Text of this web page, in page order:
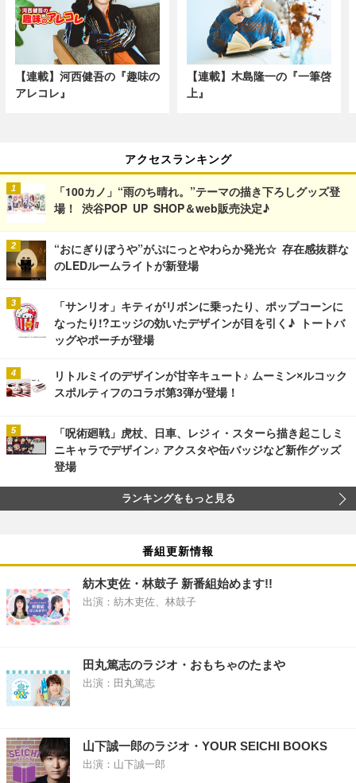
【連載】河西健吾の『趣味の
アレコレ』
【連載】木島隆一の『一筆啓
上』
アクセスランキング
「100カノ」“雨のち晴れ。”テーマの描き下ろしグッズ登
場！ 渋谷POP UP SHOP＆web販売決定♪
“おにぎりぼうや”がぷにっとやわらか発光☆ 存在感抜群な
のLEDルームライトが新登場
「サンリオ」キティがリボンに乗ったり、ポップコーンに
なったり!?エッジの効いたデザインが目を引く♪ トートバ
ッグやポーチが登場
リトルミイのデザインが甘辛キュート♪ ムーミン×ルコック
スポルティフのコラボ第3弾が登場！
「呪術廻戦」虎杖、日車、レジィ・スターら描き起こしミ
ニキャラでデザイン♪ アクスタや缶バッジなど新作グッズ
登場
ランキングをもっと見る
番組更新情報
紡木吏佐・林鼓子 新番組始めます!!
出演：紡木吏佐、林鼓子
田丸篤志のラジオ・おもちゃのたまや
出演：田丸篤志
山下誠一郎のラジオ・YOUR SEICHI BOOKS
出演：山下誠一郎